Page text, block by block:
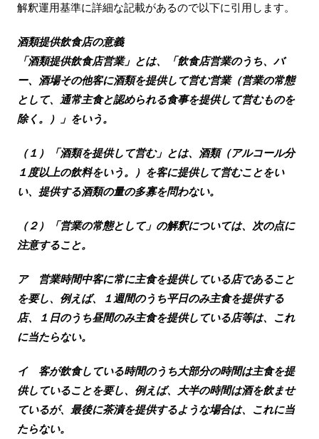
解釈運用基準に詳細な記載があるので以下に引用します。
酒類提供飲食店の意義
「酒類提供飲食店営業」とは、「飲食店営業のうち、バ
ー、酒場その他客に酒類を提供して営む営業（営業の常態
として、通常主食と認められる食事を提供して営むものを
除く。）」をいう。
（１）「酒類を提供して営む」とは、酒類（アルコール分
１度以上の飲料をいう。）を客に提供して営むことをい
い、提供する酒類の量の多寡を問わない。
（２）「営業の常態として」の解釈については、次の点に
注意すること。
ア 営業時間中客に常に主食を提供している店であること
を要し、例えば、１週間のうち平日のみ主食を提供する
店、１日のうち昼間のみ主食を提供している店等は、これ
に当たらない。
イ 客が飲食している時間のうち大部分の時間は主食を提
供していることを要し、例えば、大半の時間は酒を飲ませ
ているが、最後に茶漬を提供するような場合は、これに当
たらない。